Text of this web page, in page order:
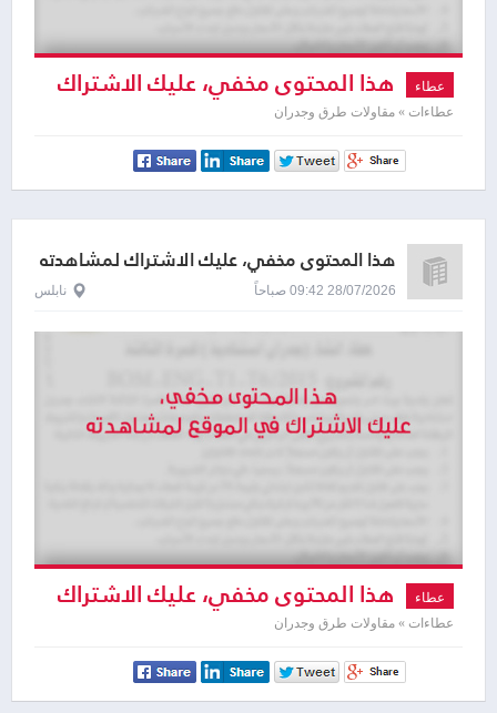
عطاء هذا المحتوى مخفي، عليك الاشتراك
لمشاهدته
عطاءات » مقاولات طرق وجدران
هذا المحتوى مخفي، عليك الاشتراك لمشاهدته
28/07/2026 09:42 صباحاً نابلس
عطاء هذا المحتوى مخفي، عليك الاشتراك
لمشاهدته
عطاءات » مقاولات طرق وجدران